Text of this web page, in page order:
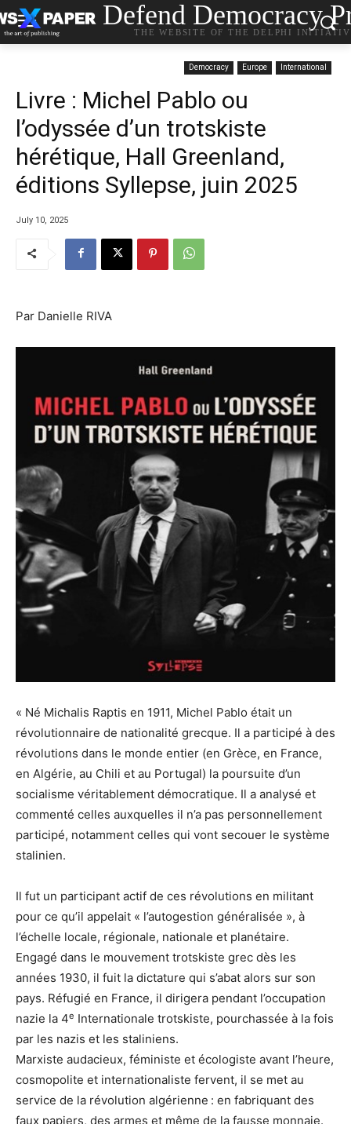
Defend Democracy
THE WEBSITE OF THE DELPHI
Democracy Europe International
Livre : Michel Pablo ou
l’odyssée d’un trotskiste
hérétique, Hall Greenland,
éditions Syllepse, juin 2025
July 10, 2025
Par Danielle RIVA
« Né Michalis Raptis en 1911, Michel Pablo était un
révolutionnaire de nationalité grecque. Il a participé à des
révolutions dans le monde entier (en Grèce, en France,
en Algérie, au Chili et au Portugal) la poursuite d’un
socialisme véritablement démocratique. Il a analysé et
commenté celles auxquelles il n’a pas personnellement
participé, notamment celles qui vont secouer le système
stalinien.
Il fut un participant actif de ces révolutions en militant
pour ce qu’il appelait « l’autogestion généralisée », à
l’échelle locale, régionale, nationale et planétaire.
Engagé dans le mouvement trotskiste grec dès les
années 1930, il fuit la dictature qui s’abat alors sur son
pays. Réfugié en France, il dirigera pendant l’occupation
nazie la 4e Internationale trotskiste, pourchassée à la fois
par les nazis et les staliniens.
Marxiste audacieux, féministe et écologiste avant l’heure,
cosmopolite et internationaliste fervent, il se met au
service de la révolution algérienne : en fabriquant des
faux papiers, des armes et même de la fausse monnaie.